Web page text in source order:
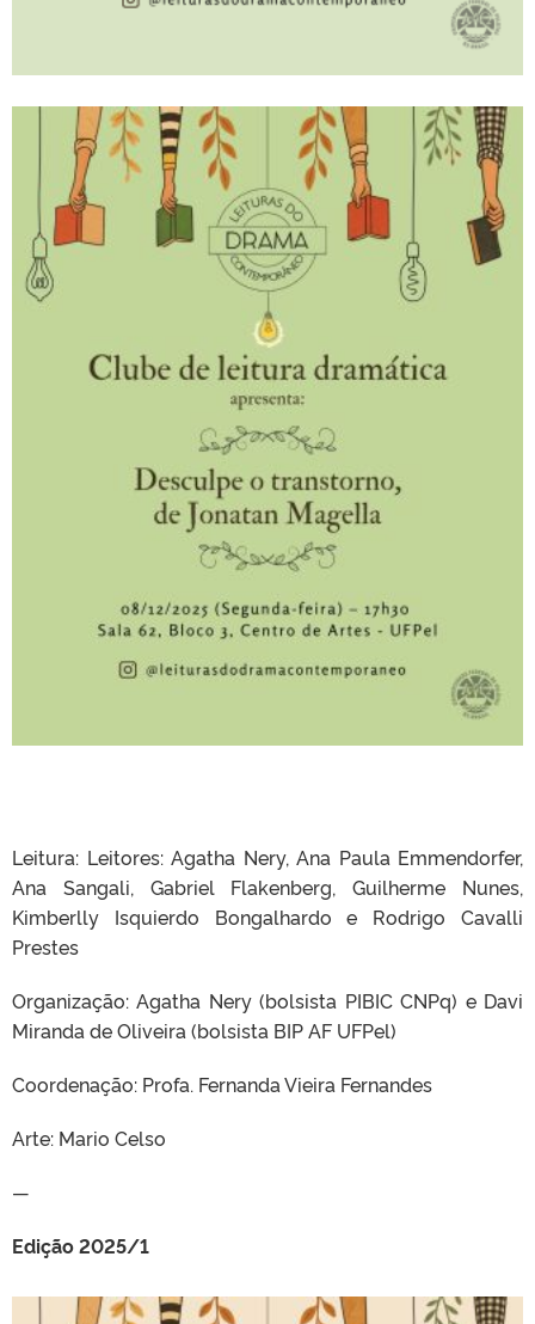
Leitura: Leitores: Agatha Nery, Ana Paula Emmendorfer,
Ana Sangali, Gabriel Flakenberg, Guilherme Nunes,
Kimberlly Isquierdo Bongalhardo e Rodrigo Cavalli
Prestes
Organização: Agatha Nery (bolsista PIBIC CNPq) e Davi
Miranda de Oliveira (bolsista BIP AF UFPel)
Coordenação: Profa. Fernanda Vieira Fernandes
Arte: Mario Celso
—
Edição 2025/1